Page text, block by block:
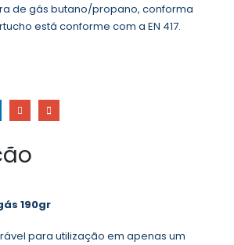
de gás butano/propano, conforma
está conforme com a EN 417.
190gr
para utilização em apenas um